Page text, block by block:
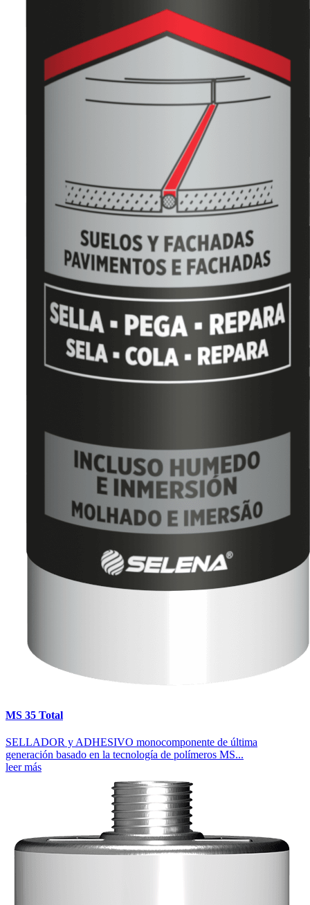
MS 35 Total
SELLADOR y ADHESIVO monocomponente de última
generación basado en la tecnología de polímeros MS...
leer más